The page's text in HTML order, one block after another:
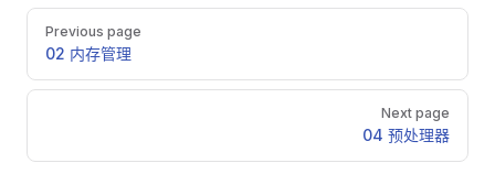
Pager
Previous page
02 内存管理
Next page
04 预处理器